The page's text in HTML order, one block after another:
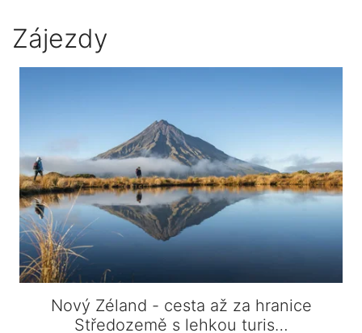
Zájezdy
Nový Zéland - cesta až za hranice
Středozemě s lehkou turis…